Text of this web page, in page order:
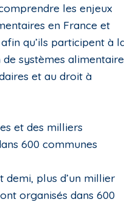
les enjeux
en France et
qu’ils participent à
systèmes
et au droit à
et des milliers
600 communes
demi, plus d’un millier
organisés dans 600